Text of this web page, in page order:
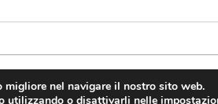
nel navigare il nostro sito web.
utilizzando o disattivarli nelle